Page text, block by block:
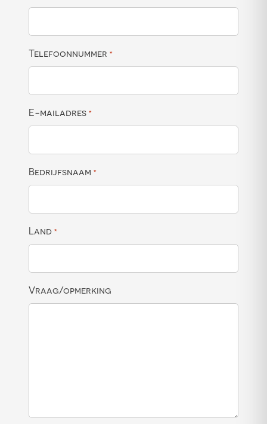
Telefoonnummer *
E-mailadres *
Bedrijfsnaam *
Land *
Vraag/opmerking